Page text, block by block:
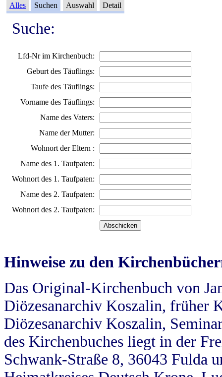
Alles Suchen Auswahl Detail
Suche:
Lfd-Nr im Kirchenbuch:
Geburt des Täuflings:
Taufe des Täuflings:
Vorname des Täuflings:
Name des Vaters:
Name der Mutter:
Wohnort der Eltern :
Name des 1. Taufpaten:
Wohnort des 1. Taufpaten:
Name des 2. Taufpaten:
Wohnort des 2. Taufpaten:
Hinweise zu den
Das Original-Kirchenbuch von
Diözesanarchiv Koszalin, früher
Diözesanarchiv Koszalin,
des Kirchenbuches liegt in der
Schwank-Straße 8, 36043 Fulda